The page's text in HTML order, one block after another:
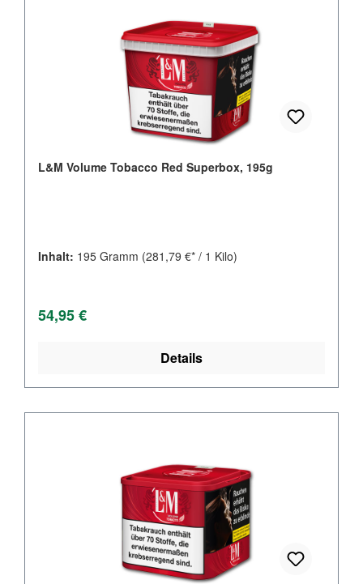
L&M Volume Tobacco Red Superbox, 195g
Inhalt: 195 Gramm (281,79 €* / 1 Kilo)
Regulärer Preis:
54,95 €
Details